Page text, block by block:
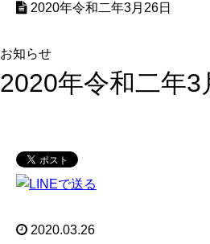
2020年令和二年3月26日
お知らせ
2020年令和二年3
2020.03.26